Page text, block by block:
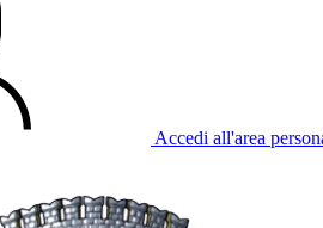
Accedi all'area